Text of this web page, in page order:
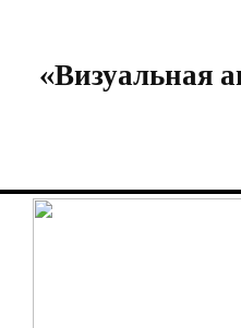
«Визуальная